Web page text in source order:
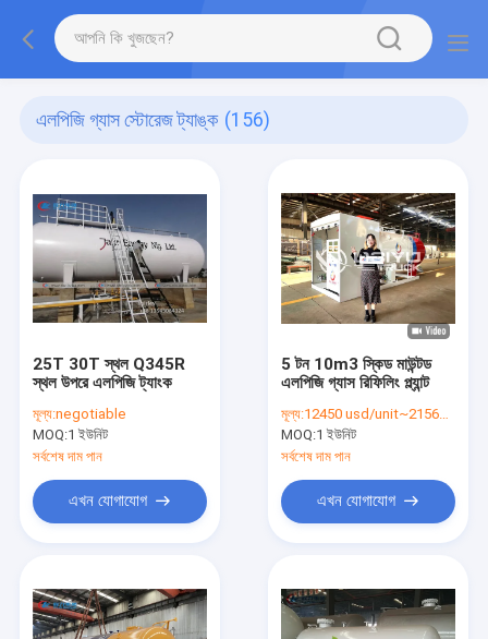
এলপিজি গ্যাস স্টোরেজ ট্যাঙ্ক (156)
25T 30T স্থল Q345R
স্থল উপরে এলপিজি ট্যাংক
মূল্য:negotiable
MOQ:1 ইউনিট
সর্বশেষ দাম পান
এখন যোগাযোগ
5 টন 10m3 স্কিড মাউন্টড
এলপিজি গ্যাস রিফিলিং প্ল্যান্ট
মূল্য:12450 usd/unit~21560 usd/unit
MOQ:1 ইউনিট
সর্বশেষ দাম পান
এখন যোগাযোগ